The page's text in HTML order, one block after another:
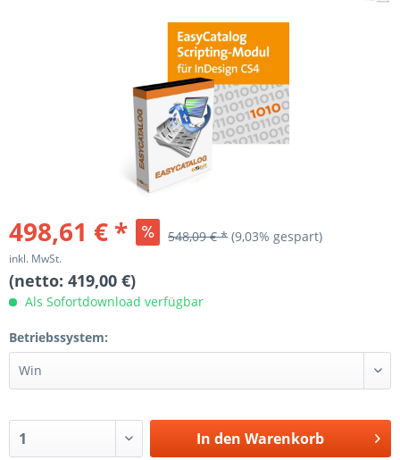
498,61 € * 548,09 € * (9,03% gespart)
inkl. MwSt.
(netto: 419,00 €)
Als Sofortdownload verfügbar
Betriebssystem:
In den Warenkorb